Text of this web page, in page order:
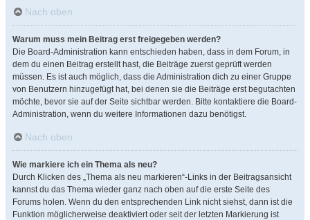
Nach oben
Warum muss mein Beitrag erst freigegeben werden?
Die Board-Administration kann entschieden haben, dass in dem Forum, in
dem du einen Beitrag erstellt hast, die Beiträge zuerst geprüft werden
müssen. Es ist auch möglich, dass die Administration dich zu einer Gruppe
von Benutzern hinzugefügt hat, bei denen sie die Beiträge erst begutachten
möchte, bevor sie auf der Seite sichtbar werden. Bitte kontaktiere die Board-
Administration, wenn du weitere Informationen dazu benötigst.
Nach oben
Wie markiere ich ein Thema als neu?
Durch Klicken des „Thema als neu markieren“-Links in der Beitragsansicht
kannst du das Thema wieder ganz nach oben auf die erste Seite des
Forums holen. Wenn du den entsprechenden Link nicht siehst, dann ist die
Funktion möglicherweise deaktiviert oder seit der letzten Markierung ist